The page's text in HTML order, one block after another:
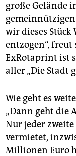
große Gelände
gemeinnützigen
wir dieses
entzogen“,
ExRotaprint ist
aller „Die Stadt
Wie geht es
„Dann geht die
Nur jeder
vermietet,
Millionen Euro